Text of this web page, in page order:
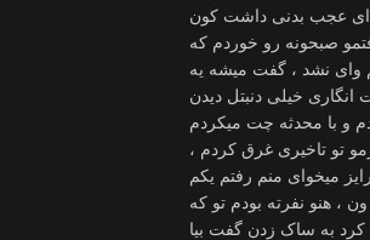
عجب بدنی داشت کون
صبحونه رو خوردم که
وای نشد ، گفت میشه یه
خیلی دنبتل دیدن
و با محدثه چت میکردم
تو تاخیری غرق کردم ،
میخوای منم رفتم یکم
، هنو نفرته بودم تو که
به ساک زدن گفت بیا